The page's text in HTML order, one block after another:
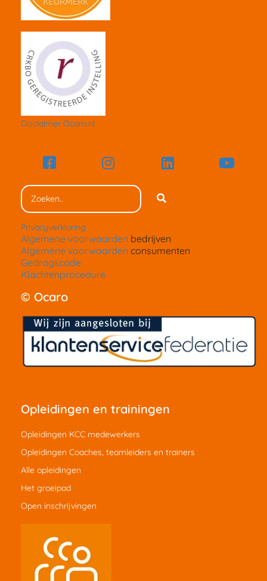
Disclaimer Ocaro.nl
Privacyverklaring
Algemene voorwaarden bedrijven
Algemene voorwaarden consumenten
Gedragscode
Klachtenprocedure
© Ocaro
Opleidingen en trainingen
Opleidingen KCC medewerkers
Opleidingen Coaches, teamleiders en trainers
Alle opleidingen
Het groeipad
Open inschrijvingen